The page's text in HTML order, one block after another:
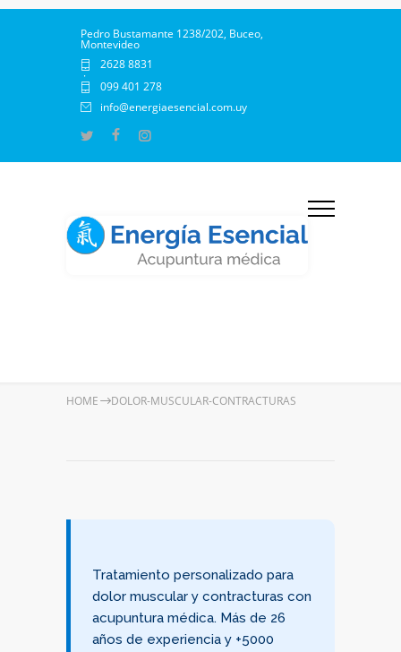
Pedro Bustamante 1238/202, Buceo,
Montevideo
2628 8831
·
099 401 278
info@energiaesencial.com.uy
HOME DOLOR-MUSCULAR-CONTRACTURAS
Tratamiento personalizado para
dolor muscular y contracturas con
acupuntura médica. Más de 26
años de experiencia y +5000